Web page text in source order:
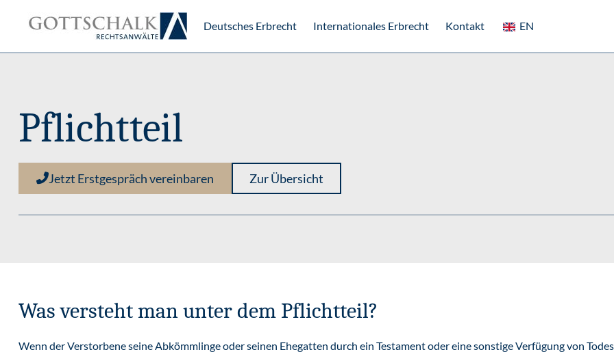
Deutsches Erbrecht Internationales Erbrecht Kontakt EN
Pflichtteil
Jetzt Erstgespräch vereinbaren Zur Übersicht
Was versteht man unter dem Pflichtteil?
Wenn der Verstorbene seine Abkömmlinge oder seinen Ehegatten durch ein Testament oder eine sonstige Verfügung von Todes